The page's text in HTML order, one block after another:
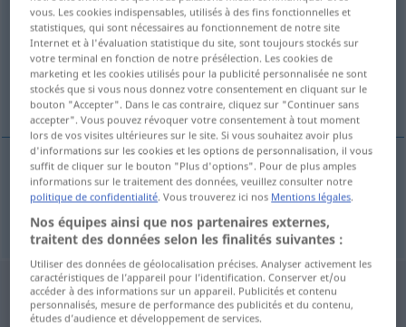
Vue d'ensemble de toutes les traductions
(Pour plus d'informations, cliquez sur/touchez la traduction)
Schnäpschen
Schnäpschenn borreltje
vous. Les cookies indispensables, utilisés à des fins fonctionnelles et
statistiques, qui sont nécessaires au fonctionnement de notre site
Internet et à l'évaluation statistique du site, sont toujours stockés sur
votre terminal en fonction de notre présélection. Les cookies de
marketing et les cookies utilisés pour la publicité personnalisée ne sont
stockés que si vous nous donnez votre consentement en cliquant sur le
bouton "Accepter". Dans le cas contraire, cliquez sur "Continuer sans
accepter". Vous pouvez révoquer votre consentement à tout moment
lors de vos visites ultérieures sur le site. Si vous souhaitez avoir plus
d'informations sur les cookies et les options de personnalisation, il vous
suffit de cliquer sur le bouton "Plus d'options". Pour de plus amples
informations sur le traitement des données, veuillez consulter notre
politique de confidentialité . Vous trouverez ici nos Mentions légales
Nos équipes ainsi que nos partenaires externes,
traitent des données selon les finalités suivantes :
Utiliser des données de géolocalisation précises. Analyser activement les
caractéristiques de l’appareil pour l’identification. Conserver et/ou
accéder à des informations sur un appareil. Publicités et contenu
personnalisés, mesure de performance des publicités et du contenu,
études d’audience et développement de services.